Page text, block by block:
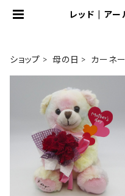
レッド | ア
ショップ 母の日 カーネ